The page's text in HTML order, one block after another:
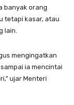
banyak orang
tetapi kasar, atau
lain.
mengingatkan
ia mencintai
ujar Menteri